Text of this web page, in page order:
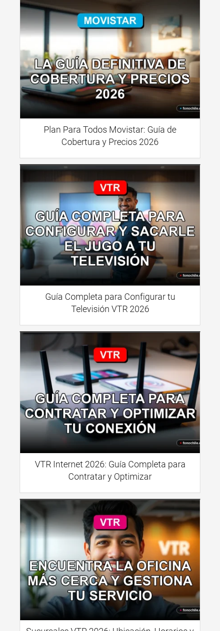
Plan Para Todos Movistar: Guía de
Cobertura y Precios 2026
Guía Completa para Configurar tu
Televisión VTR 2026
VTR Internet 2026: Guía Completa para
Contratar y Optimizar